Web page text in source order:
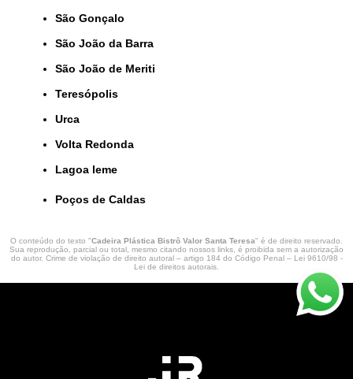
São Gonçalo
São João da Barra
São João de Meriti
Teresópolis
Urca
Volta Redonda
lagoa leme
Poços de Caldas
O conteúdo do texto "Cadeira Plástica Bistrô Valor Santa Teresa" é de direito reservado.
Sua reprodução, parcial ou total, mesmo citando nossos links, é proibida sem a autorização
do autor. Crime de violação de direito autoral – artigo 184 do Código Penal – Lei 9610/98 -
Lei de direitos autorais